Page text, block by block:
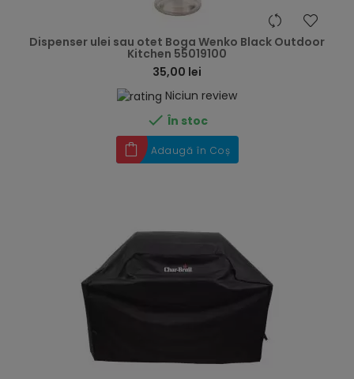
Dispenser ulei sau otet Boga Wenko Black Outdoor
Kitchen 55019100
35,00 lei
Niciun review
 În stoc
Adaugă în Coș